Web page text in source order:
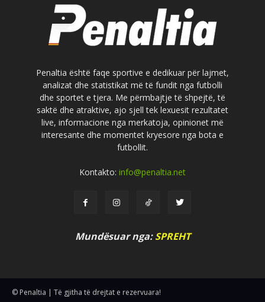
Penaltia është faqe sportive e dedikuar për lajmet,
analizat dhe statistikat më të fundit nga futbolli
dhe sportet e tjera. Me përmbajtje të shpejtë, të
saktë dhe atraktive, ajo sjell tek lexuesit rezultatet
live, informacione nga merkatoja, opinionet më
interesante dhe momentet kryesore nga bota e
futbollit.
Kontakto: info@penaltia.net
Mundësuar nga:SPREHT
© Penaltia | Të gjitha të drejtat e rezervuara!